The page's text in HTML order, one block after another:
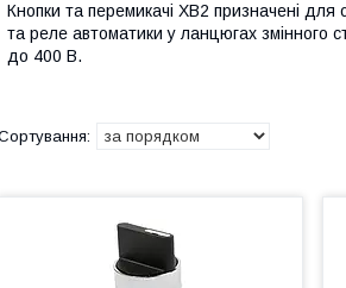
Кнопки та перемикачі XB2 призначені для
та реле автоматики у ланцюгах змінного
до 400 В.